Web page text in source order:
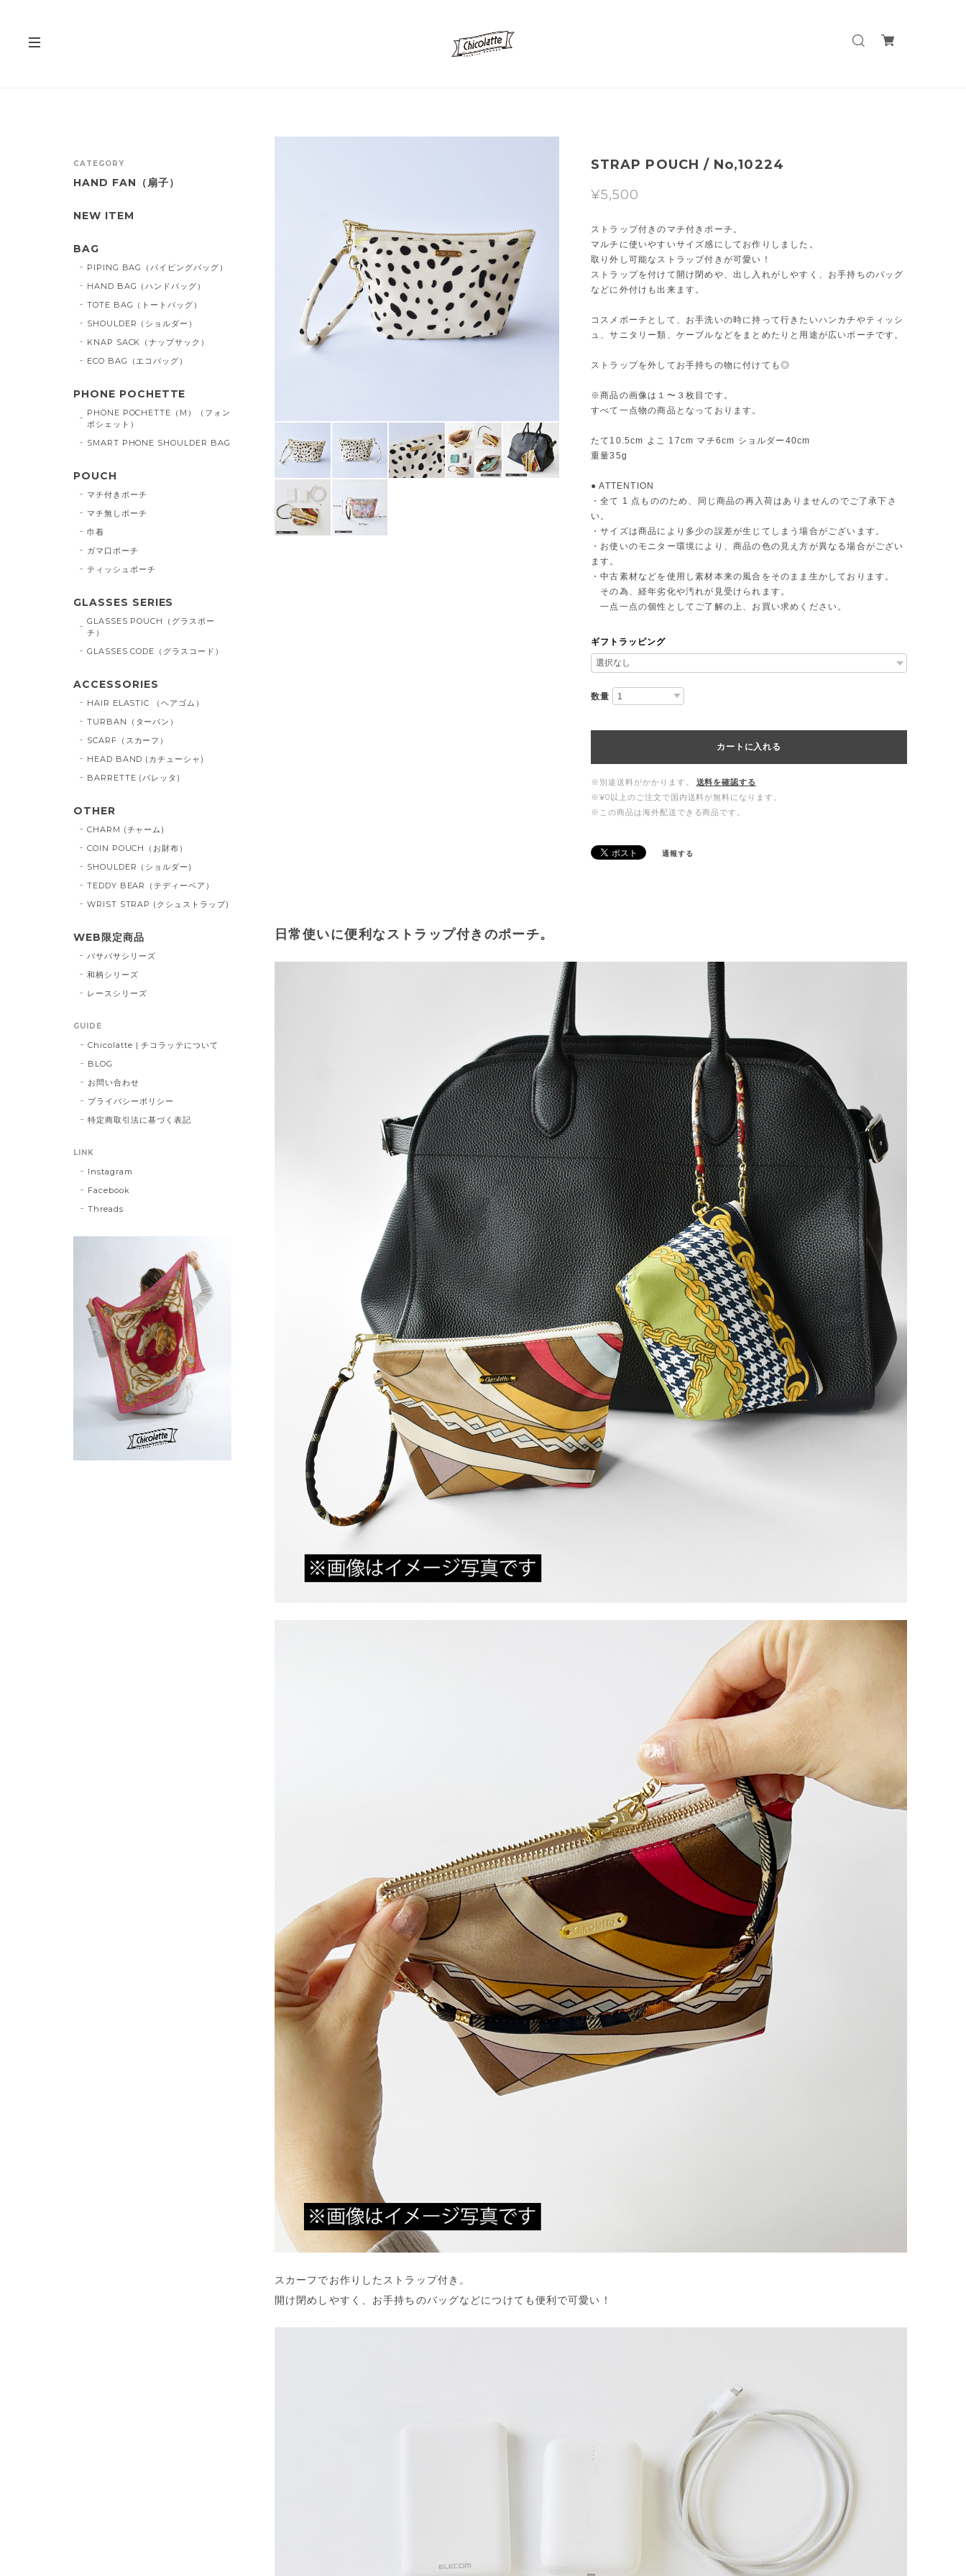
STRAP POUCH / No,10224
¥5,500
ストラップ付きのマチ付きポーチ。
マルチに使いやすいサイズ感にしてお作りしました。
取り外し可能なストラップ付きが可愛い！
ストラップを付けて開け閉めや、出し入れがしやすく、お手持ちのバッグ
などに外付けも出来ます。
コスメポーチとして、お手洗いの時に持って行きたいハンカチやティッシ
ュ、サニタリー類、ケーブルなどをまとめたりと用途が広いポーチです。
ストラップを外してお手持ちの物に付けても◎
※商品の画像は１〜３枚目です。
すべて一点物の商品となっております。
たて10.5cm よこ 17cm マチ6cm ショルダー40cm
重量35g
● ATTENTION
・全て 1 点もののため、同じ商品の再入荷はありませんのでご了承下さ
い。
・サイズは商品により多少の誤差が生じてしまう場合がございます。
・お使いのモニター環境により、商品の色の見え方が異なる場合がござい
ます。
・中古素材などを使用し素材本来の風合をそのまま生かしております。
その為、経年劣化や汚れが見受けられます。
一点一点の個性としてご了解の上、お買い求めください。
ギフトラッピング
数量
カートに入れる
※別途送料がかかります。
送料を確認する
※¥0以上のご注文で国内送料が無料になります。
※この商品は海外配送できる商品です。
通報する
日常使いに便利なストラップ付きのポーチ。
スカーフでお作りしたストラップ付き。
開け閉めしやすく、お手持ちのバッグなどにつけても便利で可愛い！
CATEGORY
HAND FAN（扇子）
NEW ITEM
BAG
PIPING BAG（パイピングバッグ）
HAND BAG（ハンドバッグ）
TOTE BAG（トートバッグ）
SHOULDER（ショルダー）
KNAP SACK（ナップサック）
ECO BAG（エコバッグ）
PHONE POCHETTE
PHONE POCHETTE（M）（フォン
ポシェット）
SMART PHONE SHOULDER BAG
POUCH
マチ付きポーチ
マチ無しポーチ
巾着
ガマ口ポーチ
ティッシュポーチ
GLASSES SERIES
GLASSES POUCH（グラスポー
チ）
GLASSES CODE（グラスコード）
ACCESSORIES
HAIR ELASTIC （ヘアゴム）
TURBAN（ターバン）
SCARF（スカーフ）
HEAD BAND (カチューシャ)
BARRETTE (バレッタ)
OTHER
CHARM (チャーム)
COIN POUCH（お財布）
SHOULDER（ショルダー)
TEDDY BEAR（テディーベア）
WRIST STRAP (クシュストラップ)
WEB限定商品
バサバサシリーズ
和柄シリーズ
レースシリーズ
GUIDE
Chicolatte | チコラッテについて
BLOG
お問い合わせ
プライバシーポリシー
特定商取引法に基づく表記
LINK
Instagram
Facebook
Threads